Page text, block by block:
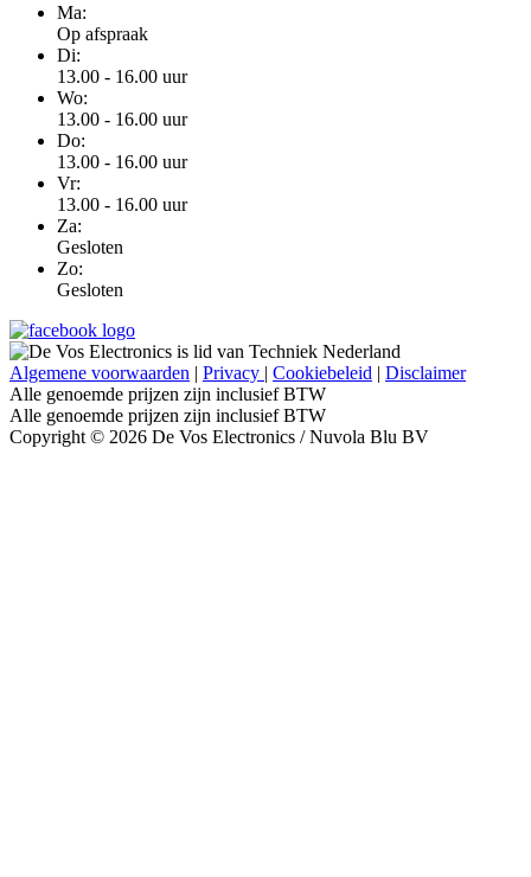
Ma:
Op afspraak
Di:
13.00 - 16.00 uur
Wo:
13.00 - 16.00 uur
Do:
13.00 - 16.00 uur
Vr:
13.00 - 16.00 uur
Za:
Gesloten
Zo:
Gesloten
Algemene voorwaarden | Privacy | Cookiebeleid | Disclaimer
Alle genoemde prijzen zijn inclusief BTW
Alle genoemde prijzen zijn inclusief BTW
Copyright © 2026 De Vos Electronics / Nuvola Blu BV